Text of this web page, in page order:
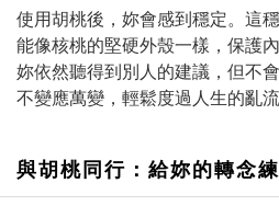
使用胡桃後，妳會感到穩定。這
能像核桃的堅硬外殼一樣，保護
妳依然聽得到別人的建議，但不
不變應萬變，輕鬆度過人生的亂流
與胡桃同行：給妳的轉念